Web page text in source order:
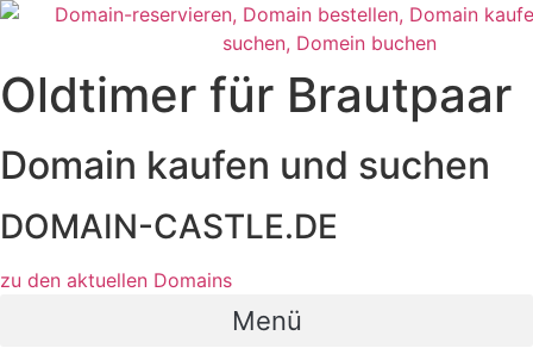
Zum
wechseln
Oldtimer für Brautpaar
Domain kaufen und suchen
DOMAIN-CASTLE.DE
zu den aktuellen Domains​
Menü